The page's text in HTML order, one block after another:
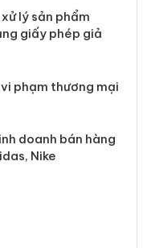
lý sản phẩm
giấy phép giả
vi phạm thương